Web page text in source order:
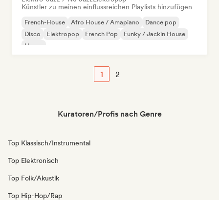
Künstler zu meinen einflussreichen Playlists hinzufügen
French-House Afro House / Amapiano
Dance pop
Disco
Elektropop French Pop
Funky / Jackin House
House
1 2
Kuratoren/Profis nach Genre
Top Klassisch/Instrumental
Top Elektronisch
Top Folk/Akustik
Top Hip-Hop/Rap